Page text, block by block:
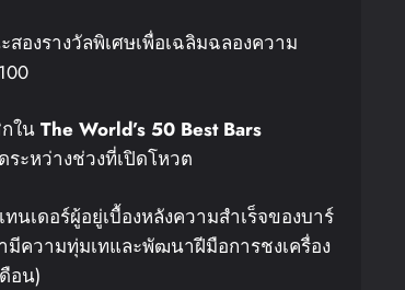
องรางวัลพิเศษเพื่อเฉลิมฉลองความ
ใน The World’s 50 Best Bars
ะหว่างช่วงที่เปิดโหวต
นเดอร์ผู้อยู่เบื้องหลังความสำเร็จของบาร์
มีความทุ่มเทและพัฒนาฝีมือการชงเครื่อง
อน)